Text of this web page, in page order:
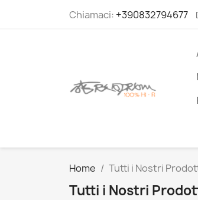
Chiamaci: +390832794677
Home Tutti i Nostri
Tutti i Nostri